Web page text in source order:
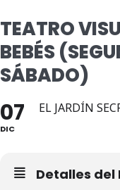
TEATRO
BEBÉS
SÁBADO)
07
DIC
EL JARDÍN
Detalles del